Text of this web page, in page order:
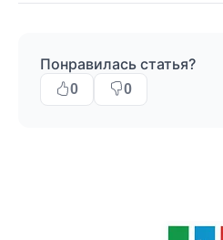
Понравилась статья?
0 0